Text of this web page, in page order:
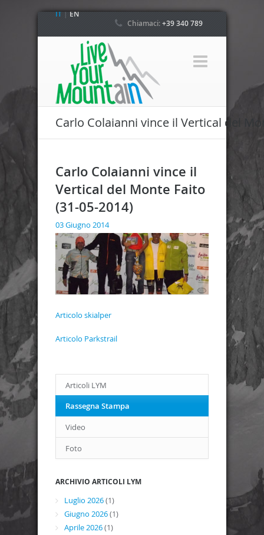
IT|EN
Chiamaci:+39 340 789
Carlo Colaianni vince il Vertical del
Carlo Colaianni vince il
Vertical del Monte Faito
(31-05-2014)
03 Giugno 2014
Articolo skialper
Articolo Parkstrail
Articoli LYM
Rassegna Stampa
Video
Foto
ARCHIVIO ARTICOLI LYM
Luglio 2026(1)
Giugno 2026(1)
Aprile 2026(1)